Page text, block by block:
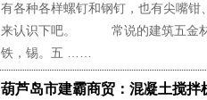
有各种各样螺钉和钢钉，也有尖嘴
来认识下吧。 常说的建筑五金材
铁，锡。五 ……
葫芦岛市建霸商贸：混凝土搅拌